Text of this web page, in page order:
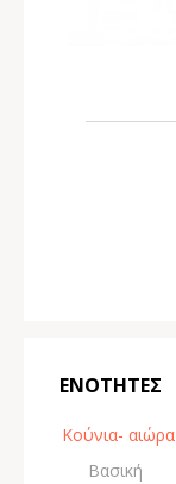
EΝOΤΗΤΕΣ
Κούνια- αιώρα
Βασική